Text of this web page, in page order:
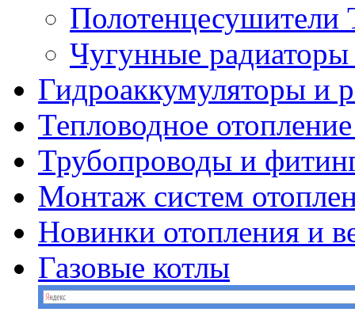
Чугунные
Гидроаккумуляторы и
Тепловодное
Трубопроводы и
Монтаж систем
Новинки отопления и
Газовые котлы